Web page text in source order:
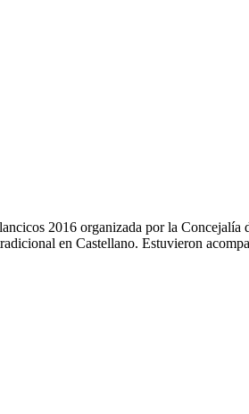
2016 organizada por la Concejalía
en Castellano. Estuvieron